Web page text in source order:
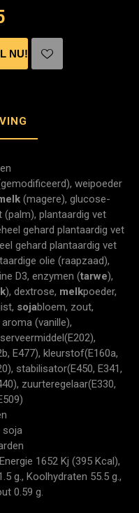
weipoeder
(magere), glucose-
plantaardig vet
gehard plantaardig vet
gehard plantaardig vet
olie (raapzaad),
D3, enzymen (tarwe),
), dextrose, melkpoeder,
sojabloem, zout,
(vanille),
E477), kleurstof(E160a,
stabilisator(E450, E341,
zuurteregelaar(E330,
soja
1652 Kj (395 Kcal),
g., Koolhydraten 55.5 g.,
0.59 g.